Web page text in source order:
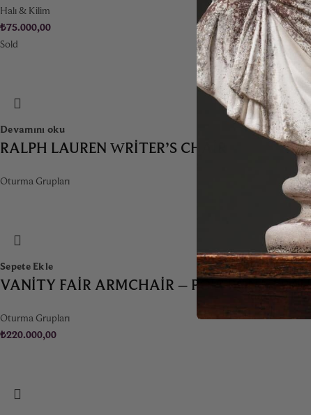
Halı & Kilim
₺75.000,00
Sold
Devamını oku
RALPH LAUREN WRITER’S CHAIR
Oturma Grupları
Sepete Ekle
VANITY FAIR ARMCHAIR – POLTRONA FRAU
Oturma Grupları
₺220.000,00